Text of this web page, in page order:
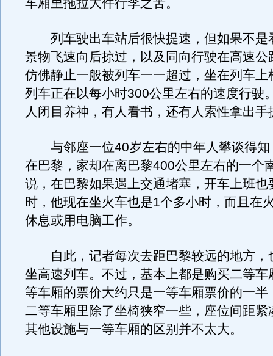
车厢里拖拉大件行李之苦。
列车驶出车站后很快提速，但如果不是
景物飞速向后掠过，以及同向行驶在高速公
仿佛静止一般被列车一一超过，坐在列车上
列车正在以每小时300公里左右的速度行驶
人闭目养神，有人看书，还有人索性拿出手
与邻座一位40岁左右的中年人攀谈得知
在巴黎，家却在离巴黎400公里左右的一个
说，在巴黎如果遇上交通堵塞，开车上班也
时，他现在坐火车也是1个多小时，而且在
休息或用电脑工作。
自此，记者每次去距巴黎较远的地方，
坐高速列车。不过，基本上都是购买二等车
等车厢的票价大约只是一等车厢票价的一半
二等车厢里除了坐椅狭窄一些，座位间距紧
其他设施与一等车厢的区别并不太大。